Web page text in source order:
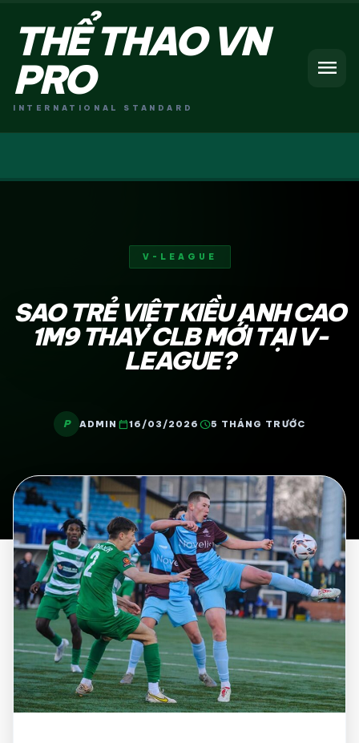
THỂ THAO VN
PRO
INTERNATIONAL STANDARD
menu
V-LEAGUE
SAO TRẺ VIỆT KIỀU ANH CAO
1M9 THAY CLB MỚI TẠI V-
LEAGUE?
P ADMIN calendar_today16/03/2026 schedule5 THÁNG TRƯỚC